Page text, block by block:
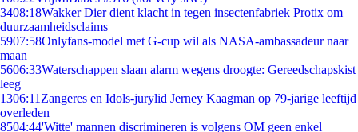
3408:18Wakker Dier dient klacht in tegen insectenfabriek Protix om
duurzaamheidsclaims
5907:58Onlyfans-model met G-cup wil als NASA-ambassadeur naar
maan
5606:33Waterschappen slaan alarm wegens droogte: Gereedschapskist
leeg
1306:11 Zangeres en Idols-jurylid Jerney Kaagman op 79-jarige leeftijd
overleden
8504:44'Witte' mannen discrimineren is volgens OM geen enkel